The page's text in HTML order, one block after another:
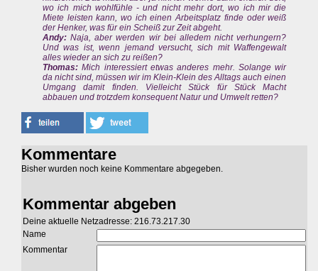
wo ich mich wohlfühle - und nicht mehr dort, wo ich mir die
Miete leisten kann, wo ich einen Arbeitsplatz finde oder weiß
der Henker, was für ein Scheiß zur Zeit abgeht.
Andy: Naja, aber werden wir bei alledem nicht verhungern?
Und was ist, wenn jemand versucht, sich mit Waffengewalt
alles wieder an sich zu reißen?
Thomas: Mich interessiert etwas anderes mehr. Solange wir
da nicht sind, müssen wir im Klein-Klein des Alltags auch einen
Umgang damit finden. Vielleicht Stück für Stück Macht
abbauen und trotzdem konsequent Natur und Umwelt retten?
Kommentare
Bisher wurden noch keine Kommentare abgegeben.
Kommentar abgeben
Deine aktuelle Netzadresse: 216.73.217.30
Name
Kommentar